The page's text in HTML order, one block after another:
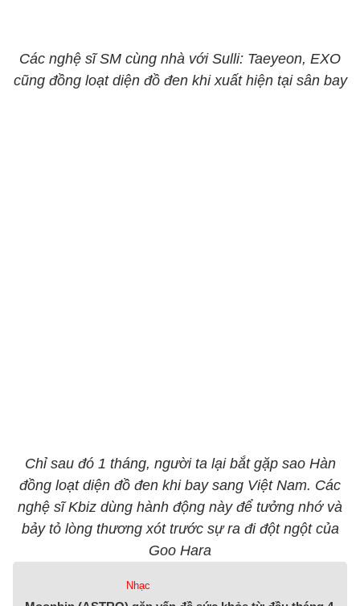
Các nghệ sĩ SM cùng nhà với Sulli: Taeyeon, EXO
cũng đồng loạt diện đồ đen khi xuất hiện tại sân bay
Chỉ sau đó 1 tháng, người ta lại bắt gặp sao Hàn
đồng loạt diện đồ đen khi bay sang Việt Nam. Các
nghệ sĩ Kbiz dùng hành động này để tưởng nhớ và
bảy tỏ lòng thương xót trước sự ra đi đột ngột của
Goo Hara
Nhạc